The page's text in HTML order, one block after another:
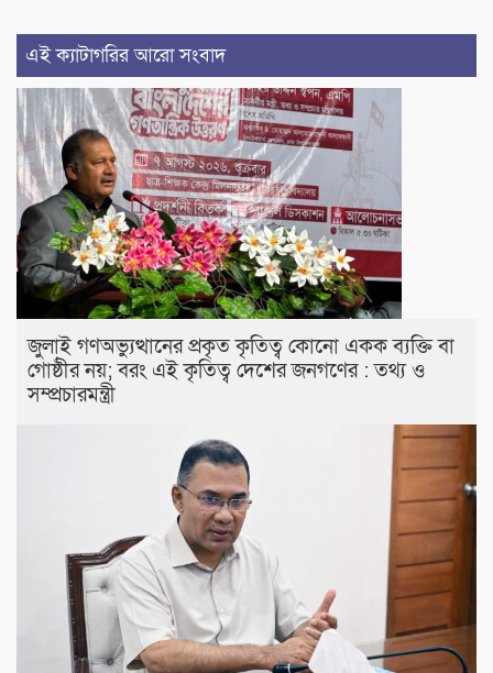
এই ক্যাটাগরির আরো সংবাদ
জুলাই গণঅভ্যুত্থানের প্রকৃত কৃতিত্ব কোনো একক ব্যক্তি বা
গোষ্ঠীর নয়; বরং এই কৃতিত্ব দেশের জনগণের : তথ্য ও
সম্প্রচারমন্ত্রী